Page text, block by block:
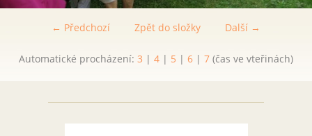
← Předchozí Další →
Zpět do složky
Automatické procházení: 3 | 4 | 5 | 6 | 7 (čas ve vteřinách)